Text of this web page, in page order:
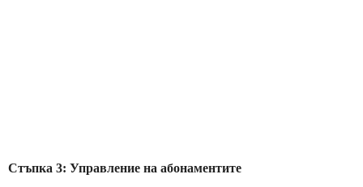
Стъпка 3: Управление на абонаментите